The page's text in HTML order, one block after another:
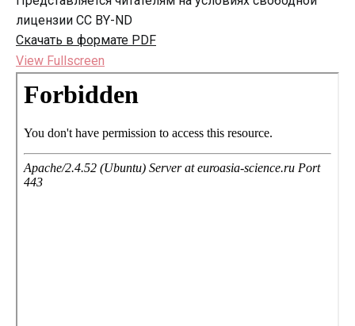
лицензии CC BY-ND
Скачать в формате PDF
View Fullscreen
Перейти
содержимому